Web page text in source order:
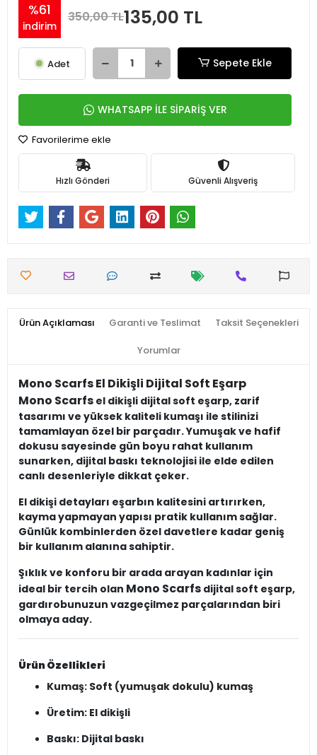
%61
indirim
350,00 TL135,00 TL
Adet Sepete Ekle
WHATSAPP İLE SİPARİŞ VER
Favorilerime ekle
Hızlı Gönderi Güvenli Alışveriş
Ürün Açıklaması Garanti ve Teslimat Taksit Seçenekleri
Yorumlar
Mono Scarfs El Dikişli Dijital Soft Eşarp
Mono Scarfs el dikişli dijital soft eşarp, zarif
tasarımı ve yüksek kaliteli kumaşı ile stilinizi
tamamlayan özel bir parçadır. Yumuşak ve hafif
dokusu sayesinde gün boyu rahat kullanım
sunarken, dijital baskı teknolojisi ile elde edilen
canlı desenleriyle dikkat çeker.
El dikişi detayları eşarbın kalitesini artırırken,
kayma yapmayan yapısı pratik kullanım sağlar.
Günlük kombinlerden özel davetlere kadar geniş
bir kullanım alanına sahiptir.
Şıklık ve konforu bir arada arayan kadınlar için
ideal bir tercih olan Mono Scarfs dijital soft eşarp,
gardırobunuzun vazgeçilmez parçalarından biri
olmaya aday.
Ürün Özellikleri
Kumaş: Soft (yumuşak dokulu) kumaş
Üretim: El dikişli
Baskı: Dijital baskı